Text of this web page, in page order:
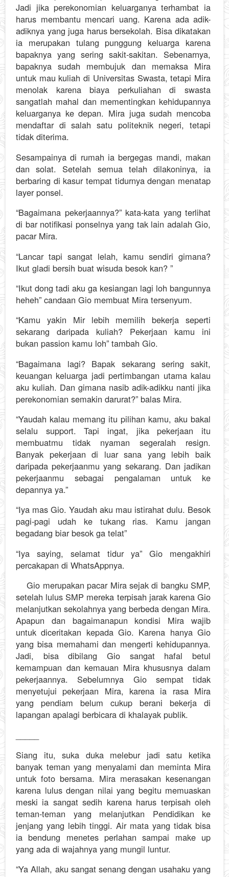
Jadi jika perekonomian keluarganya terhambat ia
harus membantu mencari uang. Karena ada adik-
adiknya yang juga harus bersekolah. Bisa dikatakan
ia merupakan tulang punggung keluarga karena
bapaknya yang sering sakit-sakitan. Sebenarnya,
bapaknya sudah membujuk dan memaksa Mira
untuk mau kuliah di Universitas Swasta, tetapi Mira
menolak karena biaya perkuliahan di swasta
sangatlah mahal dan mementingkan kehidupannya
keluarganya ke depan. Mira juga sudah mencoba
mendaftar di salah satu politeknik negeri, tetapi
tidak diterima.
Sesampainya di rumah ia bergegas mandi, makan
dan solat. Setelah semua telah dilakoninya, ia
berbaring di kasur tempat tidurnya dengan menatap
layer ponsel.
“Bagaimana pekerjaannya?” kata-kata yang terlihat
di bar notifikasi ponselnya yang tak lain adalah Gio,
pacar Mira.
“Lancar tapi sangat lelah, kamu sendiri gimana?
Ikut gladi bersih buat wisuda besok kan? ”
“Ikut dong tadi aku ga kesiangan lagi loh bangunnya
heheh” candaan Gio membuat Mira tersenyum.
“Kamu yakin Mir lebih memilih bekerja seperti
sekarang daripada kuliah? Pekerjaan kamu ini
bukan passion kamu loh” tambah Gio.
“Bagaimana lagi? Bapak sekarang sering sakit,
keuangan keluarga jadi pertimbangan utama kalau
aku kuliah. Dan gimana nasib adik-adikku nanti jika
perekonomian semakin darurat?” balas Mira.
“Yaudah kalau memang itu pilihan kamu, aku bakal
selalu support. Tapi ingat, jika pekerjaan itu
membuatmu tidak nyaman segeralah resign.
Banyak pekerjaan di luar sana yang lebih baik
daripada pekerjaanmu yang sekarang. Dan jadikan
pekerjaanmu sebagai pengalaman untuk ke
depannya ya.”
“Iya mas Gio. Yaudah aku mau istirahat dulu. Besok
pagi-pagi udah ke tukang rias. Kamu jangan
begadang biar besok ga telat”
“Iya saying, selamat tidur ya” Gio mengakhiri
percakapan di WhatsAppnya.
Gio merupakan pacar Mira sejak di bangku SMP,
setelah lulus SMP mereka terpisah jarak karena Gio
melanjutkan sekolahnya yang berbeda dengan Mira.
Apapun dan bagaimanapun kondisi Mira wajib
untuk diceritakan kepada Gio. Karena hanya Gio
yang bisa memahami dan mengerti kehidupannya.
Jadi, bisa dibilang Gio sangat hafal betul
kemampuan dan kemauan Mira khususnya dalam
pekerjaannya. Sebelumnya Gio sempat tidak
menyetujui pekerjaan Mira, karena ia rasa Mira
yang pendiam belum cukup berani bekerja di
lapangan apalagi berbicara di khalayak publik.
Siang itu, suka duka melebur jadi satu ketika
banyak teman yang menyalami dan meminta Mira
untuk foto bersama. Mira merasakan kesenangan
karena lulus dengan nilai yang begitu memuaskan
meski ia sangat sedih karena harus terpisah oleh
teman-teman yang melanjutkan Pendidikan ke
jenjang yang lebih tinggi. Air mata yang tidak bisa
ia bendung menetes perlahan sampai make up
yang ada di wajahnya yang mungil luntur.
“Ya Allah, aku sangat senang dengan usahaku yang